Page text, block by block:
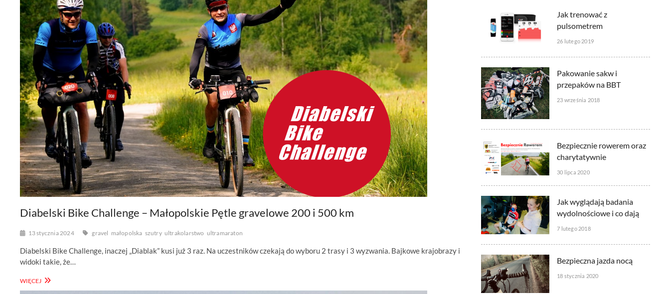
Diabelski Bike Challenge – Małopolskie Pętle gravelowe 200 i 500 km
13 stycznia 2024 gravel małopolska szutry ultrakolarstwo ultramaraton
Diabelski Bike Challenge, inaczej „Diablak” kusi już 3 raz. Na uczestników czekają do wyboru 2 trasy i 3 wyzwania. Bajkowe krajobrazy i
widoki takie, że…
WIĘCEJDIABELSKI
Jak trenować z
pulsometrem
26 lutego 2019
Pakowanie sakw i
przepaków na BBT
23 września 2018
Bezpiecznie rowerem oraz
charytatywnie
30 lipca 2020
Jak wyglądają badania
wydolnościowe i co dają
7 lutego 2018
Bezpieczna jazda nocą
18 stycznia 2020